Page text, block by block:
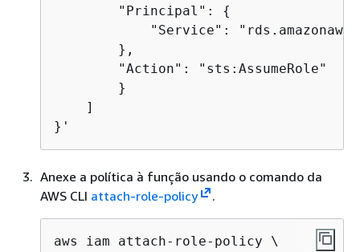
        "Principal":
{
"Service":
        },
        "Action": "sts:AssumeRole"
        }
    ]
}'
Anexe a política à função usando o comando da
AWS CLI attach-role-policy .
aws iam attach-role-policy \